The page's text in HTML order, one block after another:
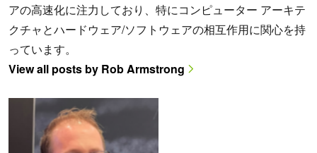
アの高速化に注力しており、特にコンピューター アーキテ
クチャとハードウェア/ソフトウェアの相互作用に関心を持
っています。
View all posts by Rob Armstrong